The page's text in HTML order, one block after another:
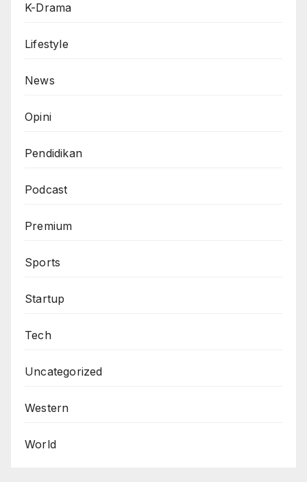
K-Drama
Lifestyle
News
Opini
Pendidikan
Podcast
Premium
Sports
Startup
Tech
Uncategorized
Western
World